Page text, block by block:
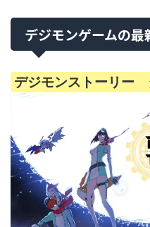
デジモンゲームの最
デジモンストーリー